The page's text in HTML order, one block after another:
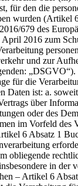
für den die
wurden (Artikel
679 des
April 2016 zum
und zur
„DSGVO“).
für die
Daten ist: a.
über
oder des
im Vorfeld des
6 Absatz 1
obliegende
in der
– Artikel 6